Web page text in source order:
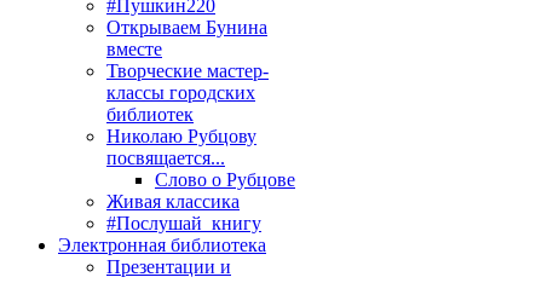
#Пушкин220
Открываем Бунина
вместе
Творческие мастер-
классы городских
библиотек
Николаю Рубцову
посвящается...
Слово о Рубцове
Живая классика
#Послушай_книгу
Электронная библиотека
Презентации и